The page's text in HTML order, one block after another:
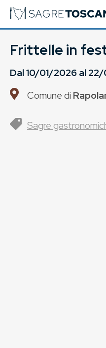
Frittelle in
Dal10/01/2026al
Comune di
Sagre